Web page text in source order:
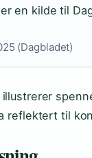
en kilde til
(Dagbladet)
reflektert til